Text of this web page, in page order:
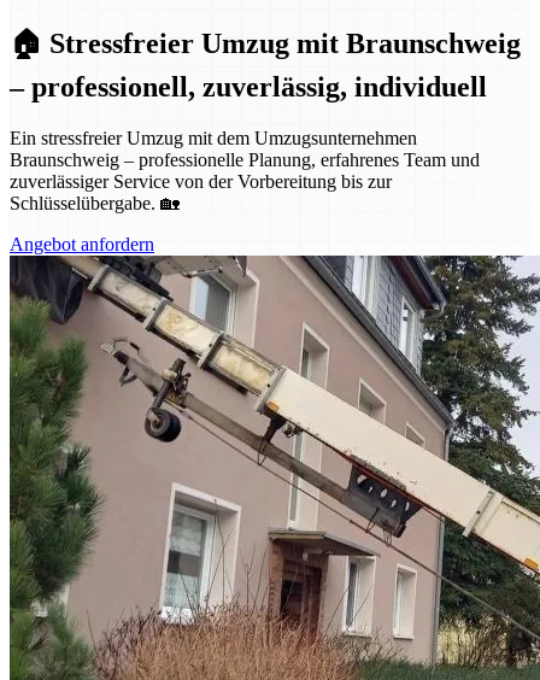
🏠 Stressfreier Umzug mit Braunschweig
– professionell, zuverlässig, individuell
Ein stressfreier Umzug mit dem Umzugsunternehmen
Braunschweig – professionelle Planung, erfahrenes Team und
zuverlässiger Service von der Vorbereitung bis zur
Schlüsselübergabe. 🏡
Angebot anfordern